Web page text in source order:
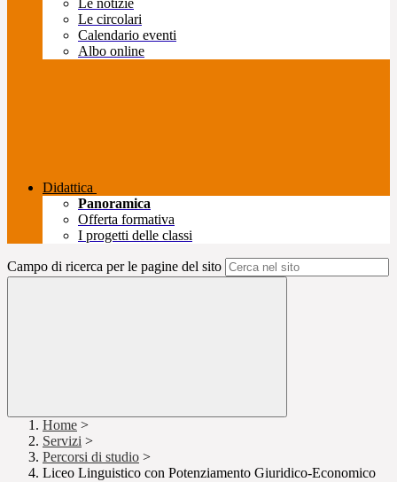
Le notizie
Le circolari
Calendario eventi
Albo online
Didattica
Panoramica
Offerta formativa
I progetti delle classi
Campo di ricerca per le pagine del sito
Home >
Servizi >
Percorsi di studio >
Liceo Linguistico con Potenziamento Giuridico-Economico